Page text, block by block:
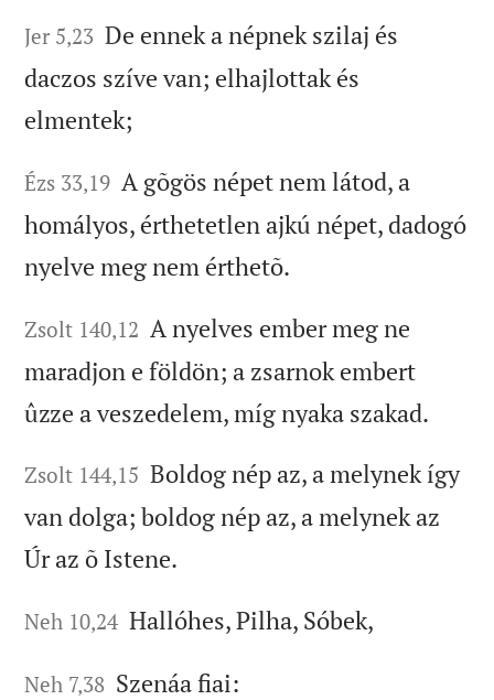
Jer 5,23 De ennek a népnek szilaj és
daczos szíve van; elhajlottak és
elmentek;
Ézs 33,19 A gõgös népet nem látod, a
homályos, érthetetlen ajkú népet, dadogó
nyelve meg nem érthetõ.
Zsolt 140,12 A nyelves ember meg ne
maradjon e földön; a zsarnok embert
ûzze a veszedelem, míg nyaka szakad.
Zsolt 144,15 Boldog nép az, a melynek így
van dolga; boldog nép az, a melynek az
Úr az õ Istene.
Neh 10,24 Hallóhes, Pilha, Sóbek,
Neh 7,38 Szenáa fiai: